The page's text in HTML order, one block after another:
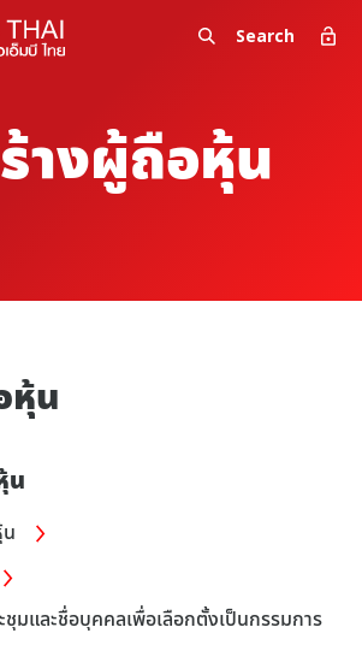
Search
างผู้ถือหุ้น
หุ้น
น
ชุมและชื่อบุคคลเพื่อเลือกตั้งเป็นกรรมการ